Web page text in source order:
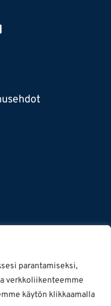
parantamiseksi,
verkkoliikenteemme
käytön klikkaamalla